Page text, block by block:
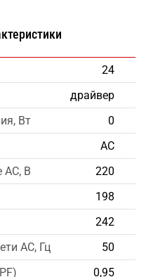
24
драйвер
Вт
0
AC
В
220
198
242
AC, Гц
50
0,95